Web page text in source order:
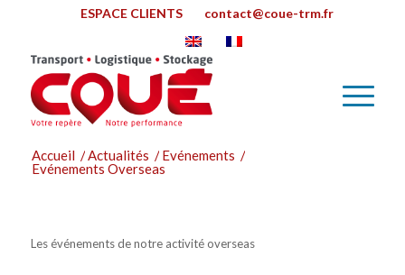
ESPACE CLIENTS contact@coue-trm.fr
Accueil /Actualités / Evénements /
Evénements Overseas
Les événements de notre activité overseas